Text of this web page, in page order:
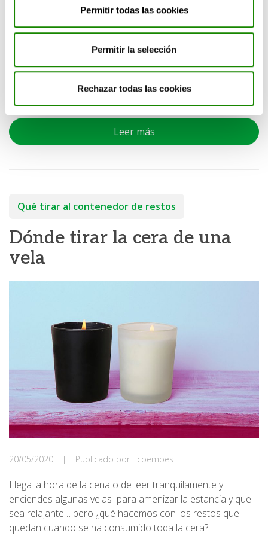
Permitir todas las cookies
Permitir la selección
Rechazar todas las cookies
pueden resultar desconocidas, las bolsas biodegradables
existen. Su principal característica es que, a diferencia de
descomponer a través de procesos biológicos realizados
por microorganismos.
Leer más
Qué tirar al contenedor de restos
Dónde tirar la cera de una
vela
20/05/2020 | Publicado por Ecoembes
Llega la hora de la cena o de leer tranquilamente y
enciendes algunas velas para amenizar la estancia y que
sea relajante… pero ¿qué hacemos con los restos que
quedan cuando se ha consumido toda la cera?